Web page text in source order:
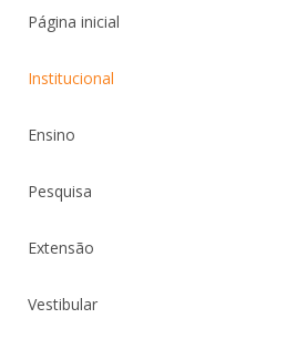
Página inicial
Institucional
Ensino
Pesquisa
Extensão
Vestibular